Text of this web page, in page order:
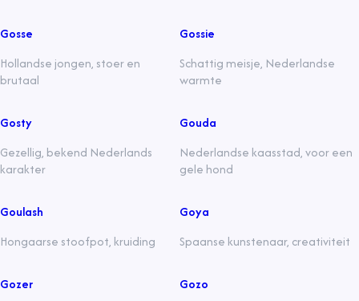
Gosse
Hollandse jongen, stoer en
brutaal
Gossie
Schattig meisje, Nederlandse
warmte
Gosty
Gezellig, bekend Nederlands
karakter
Gouda
Nederlandse kaasstad, voor een
gele hond
Goulash
Hongaarse stoofpot, kruiding
Goya
Spaanse kunstenaar, creativiteit
Gozer
Gozo